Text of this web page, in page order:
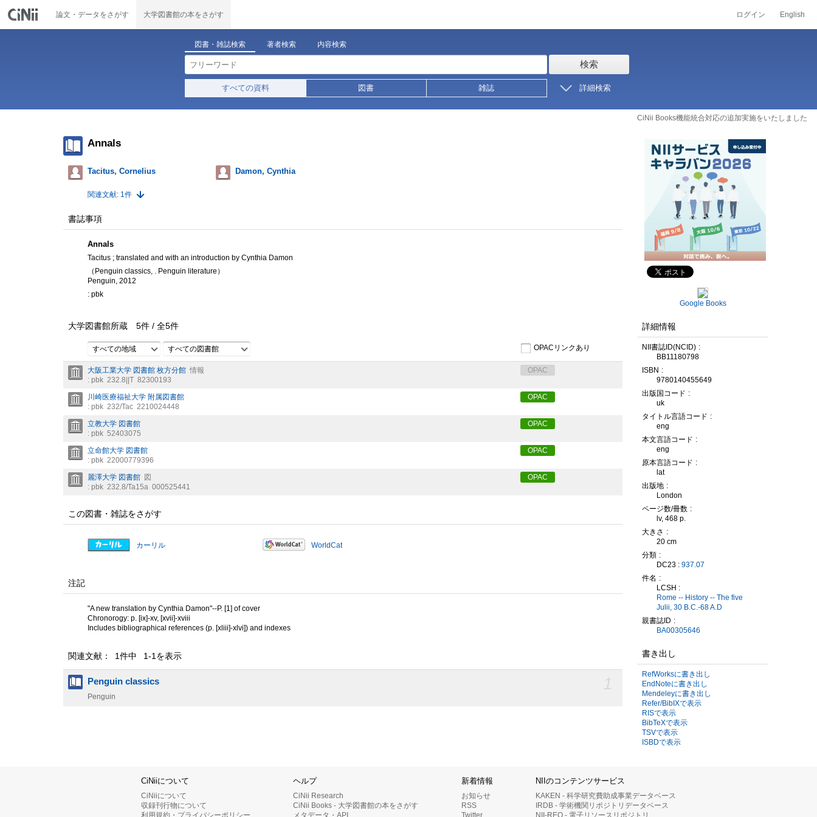
論文・データをさがす 大学図書館の本をさがす ログイン English
図書・雑誌検索 著者検索 内容検索
検索
すべての資料 図書 雑誌 詳細検索
CiNii Books機能統合対応の追加実施をいたしました
Annals
Tacitus, Cornelius Damon, Cynthia
関連文献: 1件
書誌事項
Annals
Tacitus ; translated and with an introduction by Cynthia Damon
（Penguin classics, . Penguin literature）
Penguin, 2012
: pbk
大学図書館所蔵 5件 / 全5件
すべての地域 すべての図書館 OPACリンクあり
大阪工業大学 図書館 枚方分館 情報
: pbk 232.8||T 82300193
OPAC
川崎医療福祉大学 附属図書館
: pbk 232/Tac 2210024448
OPAC
立教大学 図書館
: pbk 52403075
OPAC
立命館大学 図書館
: pbk 22000779396
OPAC
麗澤大学 図書館 図
: pbk 232.8/Ta15a 000525441
OPAC
この図書・雑誌をさがす
カーリル WorldCat
注記
"A new translation by Cynthia Damon"--P. [1] of cover
Chronorogy: p. [ix]-xv, [xvii]-xviii
Includes bibliographical references (p. [xliii]-xlvi]) and indexes
関連文献： 1件中 1-1を表示
Penguin classics
Penguin
Google Books
詳細情報
NII書誌ID(NCID)
BB11180798
ISBN
9780140455649
出版国コード
uk
タイトル言語コード
eng
本文言語コード
eng
原本言語コード
lat
出版地
London
ページ数/冊数
lv, 468 p.
大きさ
20 cm
分類
DC23 : 937.07
件名
LCSH :
Rome -- History -- The five
Julii, 30 B.C.-68 A.D
親書誌ID
BA00305646
書き出し
RefWorksに書き出し
EndNoteに書き出し
Mendeleyに書き出し
Refer/BibIXで表示
RISで表示
BibTeXで表示
TSVで表示
ISBDで表示
CiNiiについて
CiNiiについて
収録刊行物について
利用規約・プライバシーポリシー
ヘルプ
CiNii Research
CiNii Books - 大学図書館の本をさがす
メタデータ・API
新着情報
お知らせ
RSS
Twitter
NIIのコンテンツサービス
KAKEN - 科学研究費助成事業データベース
IRDB - 学術機関リポジトリデータベース
NII-REO - 電子リソースリポジトリ